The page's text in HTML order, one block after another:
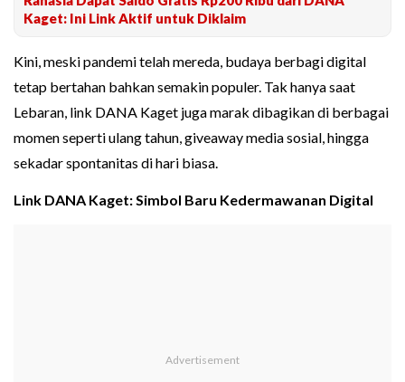
Kaget: Ini Link Aktif untuk Diklaim
Kini, meski pandemi telah mereda, budaya berbagi digital
tetap bertahan bahkan semakin populer. Tak hanya saat
Lebaran, link DANA Kaget juga marak dibagikan di berbagai
momen seperti ulang tahun, giveaway media sosial, hingga
sekadar spontanitas di hari biasa.
Link DANA Kaget: Simbol Baru Kedermawanan Digital